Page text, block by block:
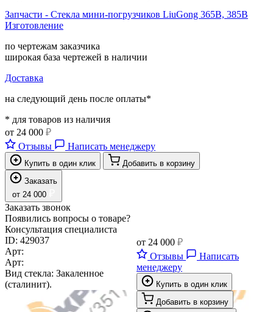
Запчасти - Стекла мини-погрузчиков LiuGong 365B, 385B
Изготовление
по чертежам заказчика
широкая база чертежей в наличии
Доставка
на следующий день после оплаты*
* для товаров из наличия
от 24 000 ₽
Отзывы
Написать менеджеру
Купить в один клик
Добавить в корзину
Заказать
от 24 000
Заказать звонок
Появились вопросы о товаре?
Консультация специалиста
ID: 429037
Арт:
Арт:
Вид стекла: Закаленное
(сталинит).
от 24 000 ₽
Отзывы
Написать
менеджеру
Купить в один клик
Добавить в корзину